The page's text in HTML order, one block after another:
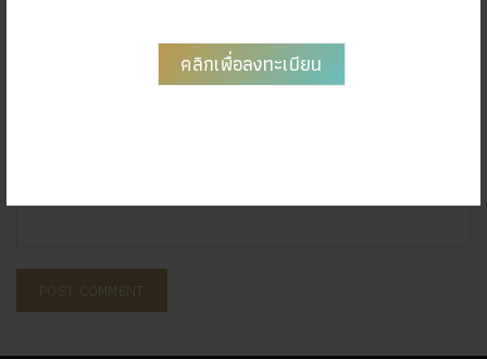
คลิกเพื่อลงทะเบียน